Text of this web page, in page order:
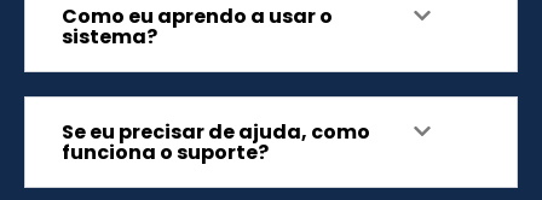
Como eu aprendo a usar o
sistema?
Se eu precisar de ajuda, como
funciona o suporte?